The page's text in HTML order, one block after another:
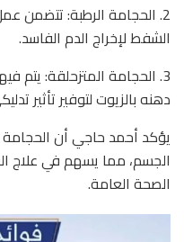
2. الحجامة الرطبة: تتضمن
الشفط لإخراج الدم الفاسد.
3. الحجامة المتزحلقة: يتم
دهنه بالزيوت لتوفير تأثير
يؤكد أحمد حاجي أن
الجسم، مما يسهم في علاج
الصحة العامة.